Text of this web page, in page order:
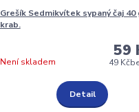
Grešík Sedmikvítek sypaný čaj 40
krab.
59
49 Kč
Není skladem
Detail